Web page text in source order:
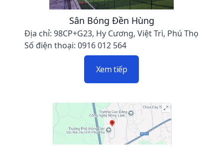
Sân Bóng Đền Hùng
Địa chỉ: 98CP+G23, Hy Cương, Việt Trì, Phú Thọ
Số điện thoại: 0916 012 564
Xem tiếp